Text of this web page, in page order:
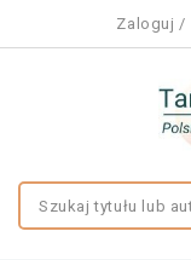
Zaloguj